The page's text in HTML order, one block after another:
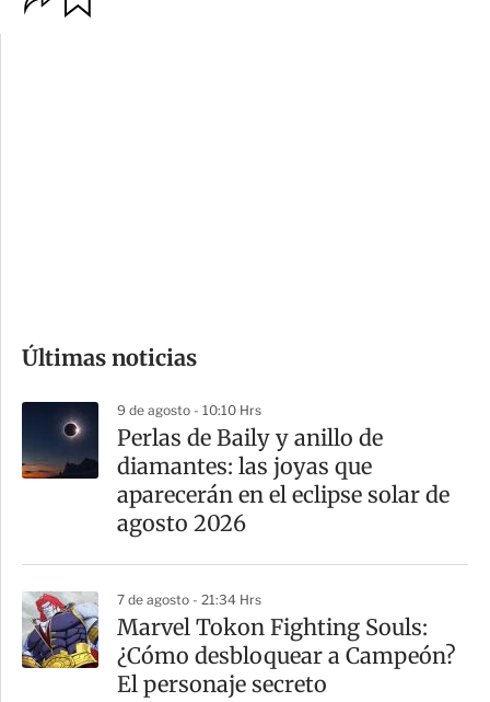
p
m
a
r
t
Últimas noticias
9 de agosto - 10:10 Hrs
Perlas de Baily y anillo de
diamantes: las joyas que
aparecerán en el eclipse solar de
agosto 2026
7 de agosto - 21:34 Hrs
Marvel Tokon Fighting Souls:
¿Cómo desbloquear a Campeón?
El personaje secreto